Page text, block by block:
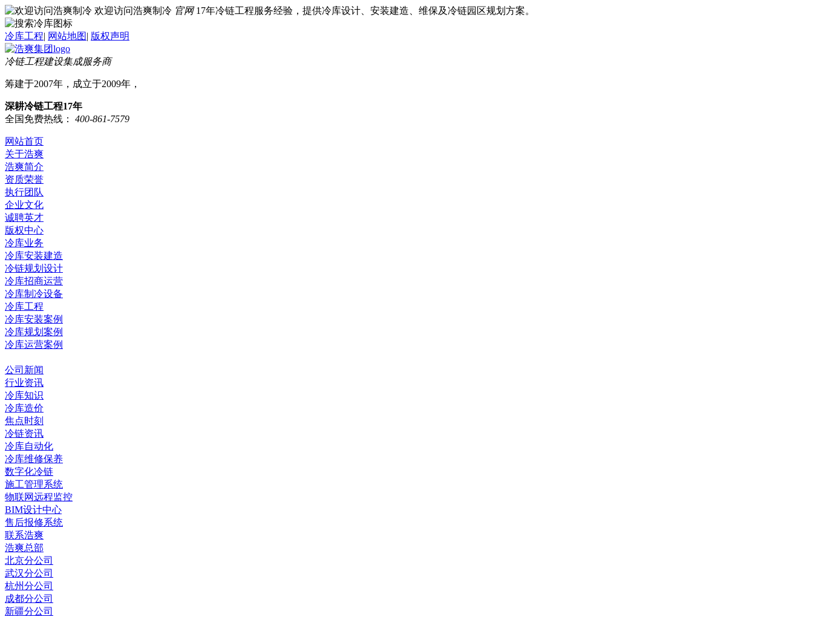
欢迎访问浩爽制冷 官网 17年冷链工程服务经验，提供冷库设计、安装建造、维保及冷链园区规划方案。
冷库工程| 网站地图| 版权声明
冷链工程建设集成服务商
筹建于2007年，成立于2009年，
深耕冷链工程17年
全国免费热线：
400-861-7579
网站首页
关于浩爽
浩爽简介
资质荣誉
执行团队
企业文化
诚聘英才
版权中心
冷库业务
冷库安装建造
冷链规划设计
冷库招商运营
冷库制冷设备
冷库工程
冷库安装案例
冷库规划案例
冷库运营案例
公司新闻
行业资讯
冷库知识
冷库造价
焦点时刻
冷链资讯
冷库自动化
冷库维修保养
数字化冷链
施工管理系统
物联网远程监控
BIM设计中心
售后报修系统
联系浩爽
浩爽总部
北京分公司
武汉分公司
杭州分公司
成都分公司
新疆分公司